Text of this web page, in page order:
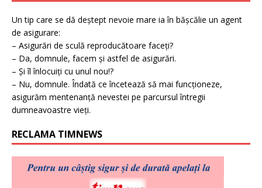
Un tip care se dă deștept nevoie mare ia în bășcălie un agent
de asigurare:
– Asigurări de sculă reproducătoare faceți?
– Da, domnule, facem și astfel de asigurări.
– Și îl înlocuiți cu unul nou!?
– Nu, domnule. Îndată ce încetează să mai funcționeze,
asigurăm mentenanță nevestei pe parcursul întregii
dumneavoastre vieți.
RECLAMA TIMNEWS